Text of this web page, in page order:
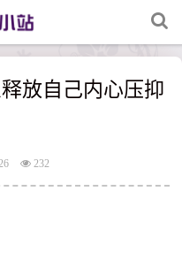
放自己内心压抑
232